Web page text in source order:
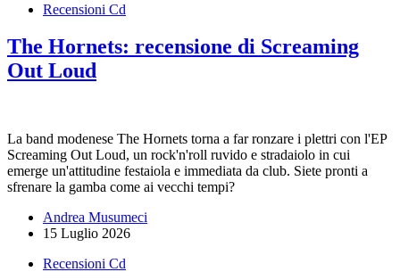
Recensioni Cd
The Hornets: recensione di Screaming
Out Loud
La band modenese The Hornets torna a far ronzare i plettri con l'EP
Screaming Out Loud, un rock'n'roll ruvido e stradaiolo in cui
emerge un'attitudine festaiola e immediata da club. Siete pronti a
sfrenare la gamba come ai vecchi tempi?
Andrea Musumeci
15 Luglio 2026
Recensioni Cd